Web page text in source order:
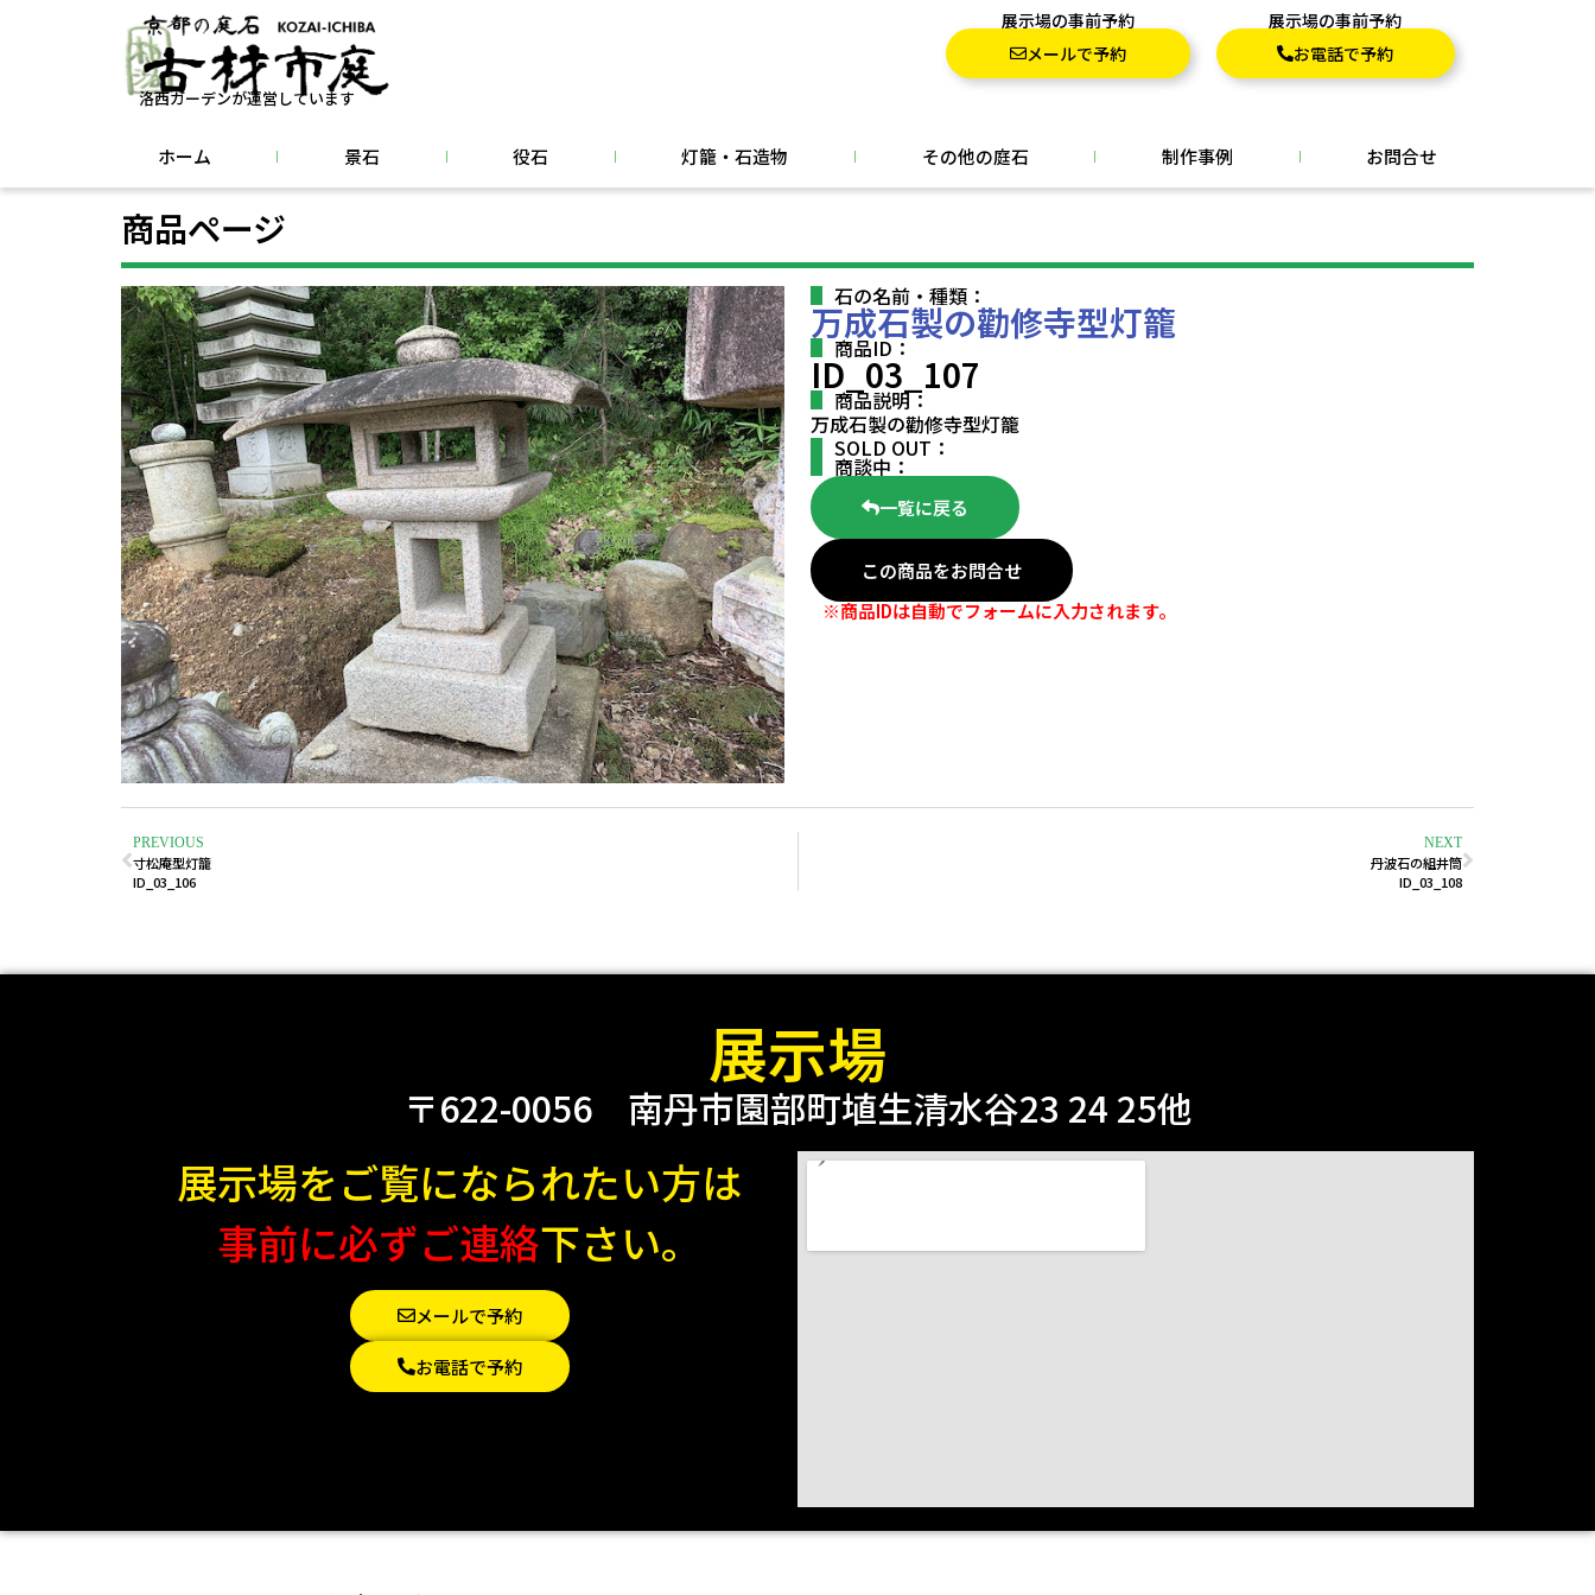
洛西ガーデンが運営しています
展示場の事前予約
メールで予約
展示場の事前予約
お電話で予約
ホーム 景石 役石 灯籠・石造物 その他の庭石 制作事例 お問合せ
商品ページ
石の名前・種類：
万成石製の勸修寺型灯籠
商品ID：
ID_03_107
商品説明：
万成石製の勸修寺型灯籠
SOLD OUT：
商談中：
一覧に戻る
この商品をお問合せ
※商品IDは自動でフォームに入力されます。
PREVIOUS
寸松庵型灯籠
ID_03_106
NEXT
丹波石の組井筒
ID_03_108
展示場
〒622-0056 南丹市園部町埴生清水谷23 24 25他
展示場をご覧になられたい方は
事前に必ずご連絡下さい。
メールで予約
お電話で予約